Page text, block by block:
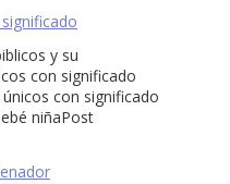
y su
con significado
con significado
niñaPost